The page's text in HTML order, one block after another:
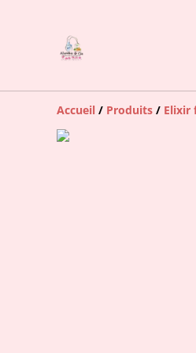
Accueil / Produits / Elixir